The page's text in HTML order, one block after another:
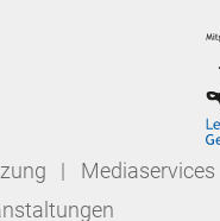
|
Mediaservices